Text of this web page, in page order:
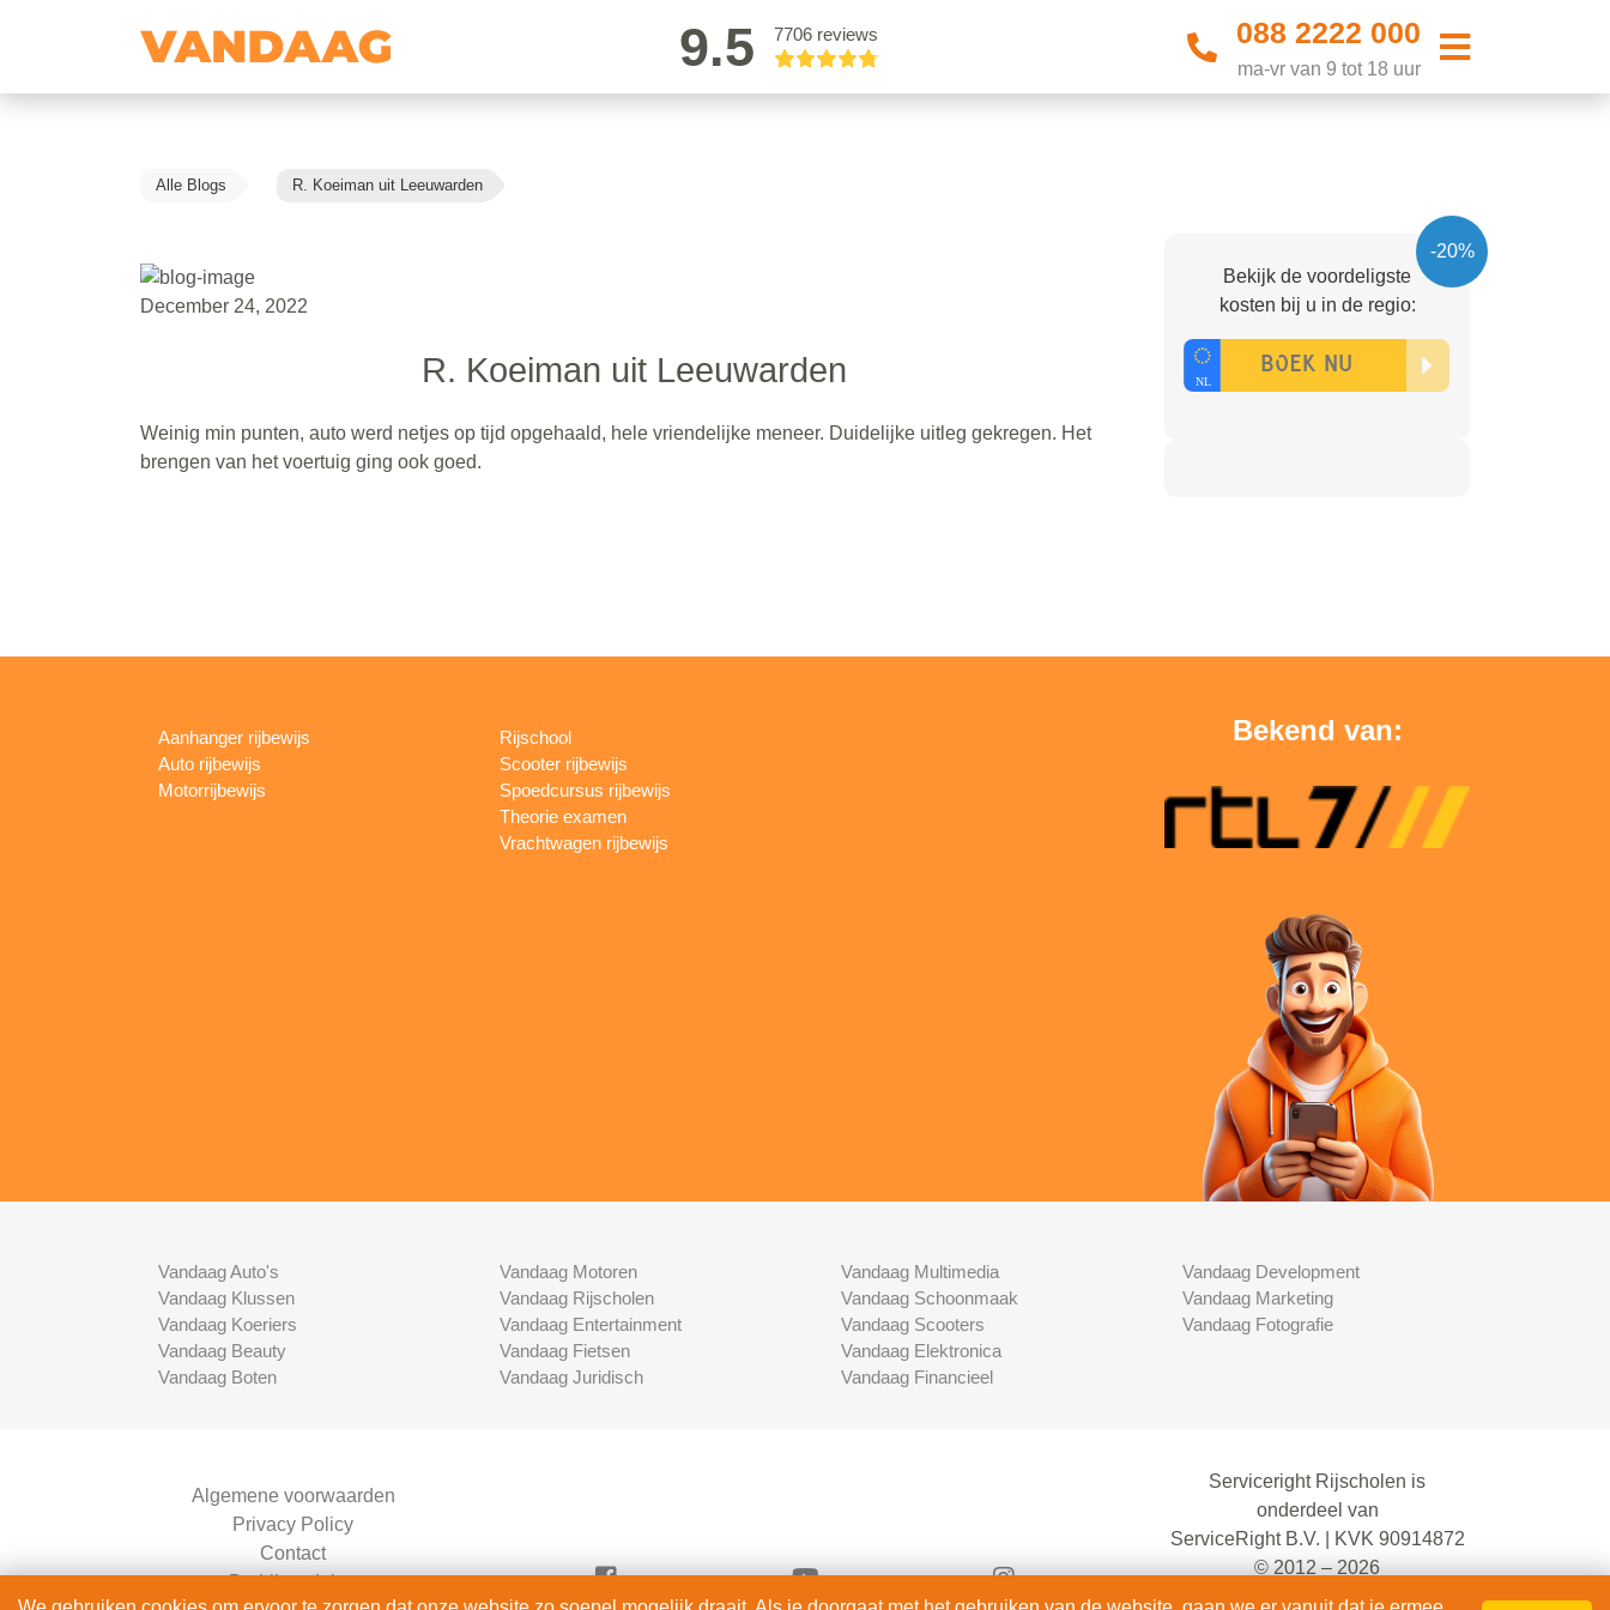
9.5 7706 reviews 088 2222 000
ma-vr van 9 tot 18 uur
Alle Blogs R. Koeiman uit Leeuwarden
December 24, 2022
R. Koeiman uit Leeuwarden
Weinig min punten, auto werd netjes op tijd opgehaald, hele vriendelijke meneer. Duidelijke uitleg gekregen. Het
brengen van het voertuig ging ook goed.
-20%
Bekijk de voordeligste
kosten bij u in de regio:
Aanhanger rijbewijs
Auto rijbewijs
Motorrijbewijs
Rijschool
Scooter rijbewijs
Spoedcursus rijbewijs
Theorie examen
Vrachtwagen rijbewijs
Bekend van:
Vandaag Auto's
Vandaag Klussen
Vandaag Koeriers
Vandaag Beauty
Vandaag Boten
Vandaag Motoren
Vandaag Rijscholen
Vandaag Entertainment
Vandaag Fietsen
Vandaag Juridisch
Vandaag Multimedia
Vandaag Schoonmaak
Vandaag Scooters
Vandaag Elektronica
Vandaag Financieel
Vandaag Development
Vandaag Marketing
Vandaag Fotografie
Algemene voorwaarden
Privacy Policy
Contact
Bedrijven Inlog
Serviceright Rijscholen is
onderdeel van
ServiceRight B.V. | KVK 90914872
© 2012 – 2026
alle rechten voorbehouden.